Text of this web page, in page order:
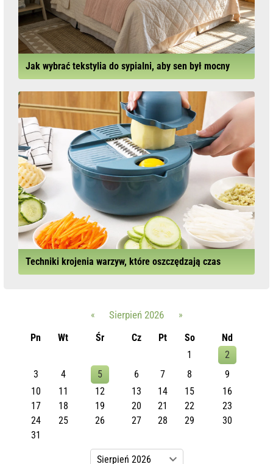
Jak wybrać tekstylia do sypialni, aby sen był mocny
Techniki krojenia warzyw, które oszczędzają czas
« Sierpień 2026
»
Pn
Wt Śr Cz Pt So
Nd
1
2
3
4 5 6 7 8
9
10
11 12 13 14 15
16
17
18 19 20 21 22
23
24
25 26 27 28 29
30
31